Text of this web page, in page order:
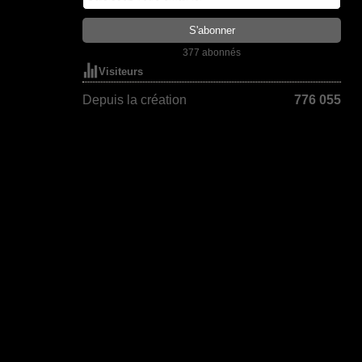
377 abonnés
Visiteurs
Depuis la création 776 055